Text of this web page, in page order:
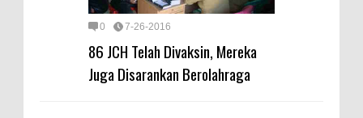
0 7-26-2016
86 JCH Telah Divaksin, Mereka
Juga Disarankan Berolahraga